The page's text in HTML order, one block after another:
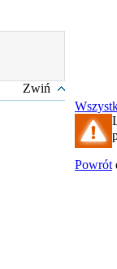
Zwiń
Powrót